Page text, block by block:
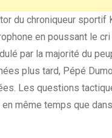
du chroniqueur
en poussant le
par la majorité du
plus tard, Pépé
Les questions
même temps que